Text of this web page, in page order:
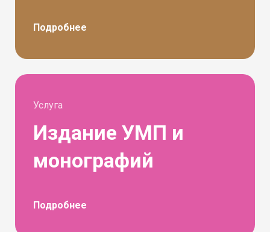
Подробнее
Услуга
Издание УМП и
монографий
Подробнее